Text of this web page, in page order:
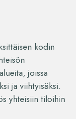
kodin
joissa
ja viihtyisäksi.
yhteisiin tiloihin